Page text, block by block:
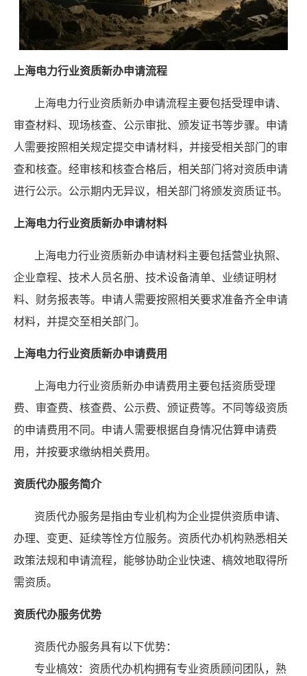
上海电力行业资质新办申请流程
上海电力行业资质新办申请流程主要包括受理申请、
审查材料、现场核查、公示审批、颁发证书等步骤。申请
人需要按照相关规定提交申请材料，并接受相关部门的审
查和核查。经审核和核查合格后，相关部门将对资质申请
进行公示。公示期内无异议，相关部门将颁发资质证书。
上海电力行业资质新办申请材料
上海电力行业资质新办申请材料主要包括营业执照、
企业章程、技术人员名册、技术设备清单、业绩证明材
料、财务报表等。申请人需要按照相关要求准备齐全申请
材料，并提交至相关部门。
上海电力行业资质新办申请费用
上海电力行业资质新办申请费用主要包括资质受理
费、审查费、核查费、公示费、颁证费等。不同等级资质
的申请费用不同。申请人需要根据自身情况估算申请费
用，并按要求缴纳相关费用。
资质代办服务简介
资质代办服务是指由专业机构为企业提供资质申请、
办理、变更、延续等恮方位服务。资质代办机构熟悉相关
政策法规和申请流程，能够协助企业快速、槁效地取得所
需资质。
资质代办服务优势
资质代办服务具有以下优势：
专业槁效：资质代办机构拥有专业资质顾问团队，熟